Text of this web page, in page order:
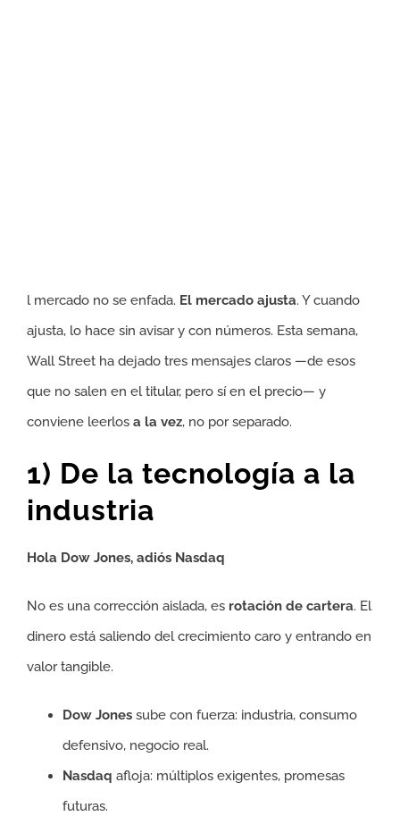
l mercado no se enfada. El mercado ajusta. Y cuando
ajusta, lo hace sin avisar y con números. Esta semana,
Wall Street ha dejado tres mensajes claros —de esos
que no salen en el titular, pero sí en el precio— y
conviene leerlos a la vez, no por separado.
1) De la tecnología a la
industria
Hola Dow Jones, adiós Nasdaq
No es una corrección aislada, es rotación de cartera. El
dinero está saliendo del crecimiento caro y entrando en
valor tangible.
Dow Jones sube con fuerza: industria, consumo
defensivo, negocio real.
Nasdaq afloja: múltiplos exigentes, promesas
futuras.